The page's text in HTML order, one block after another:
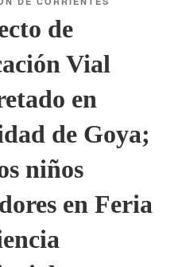
de
Vial
en
de Goya;
niños
en Feria